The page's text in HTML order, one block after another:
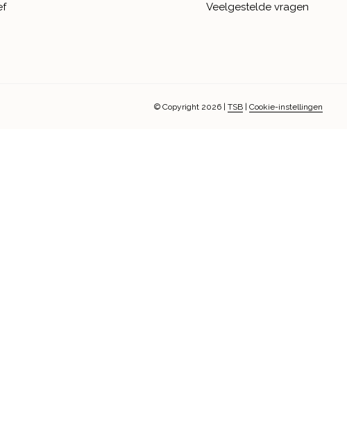
Veelgestelde vragen
© Copyright 2026 | TSB | Cookie-instellingen